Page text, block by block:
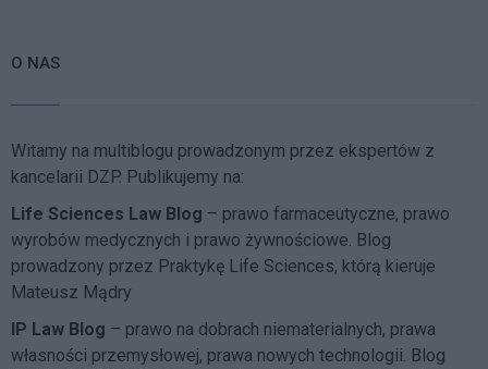
O NAS
Witamy na multiblogu prowadzonym przez ekspertów z
kancelarii DZP. Publikujemy na:
Life Sciences Law Blog – prawo farmaceutyczne, prawo
wyrobów medycznych i prawo żywnościowe. Blog
prowadzony przez Praktykę Life Sciences, którą kieruje
Mateusz Mądry
IP Law Blog – prawo na dobrach niematerialnych, prawa
własności przemysłowej, prawa nowych technologii. Blog